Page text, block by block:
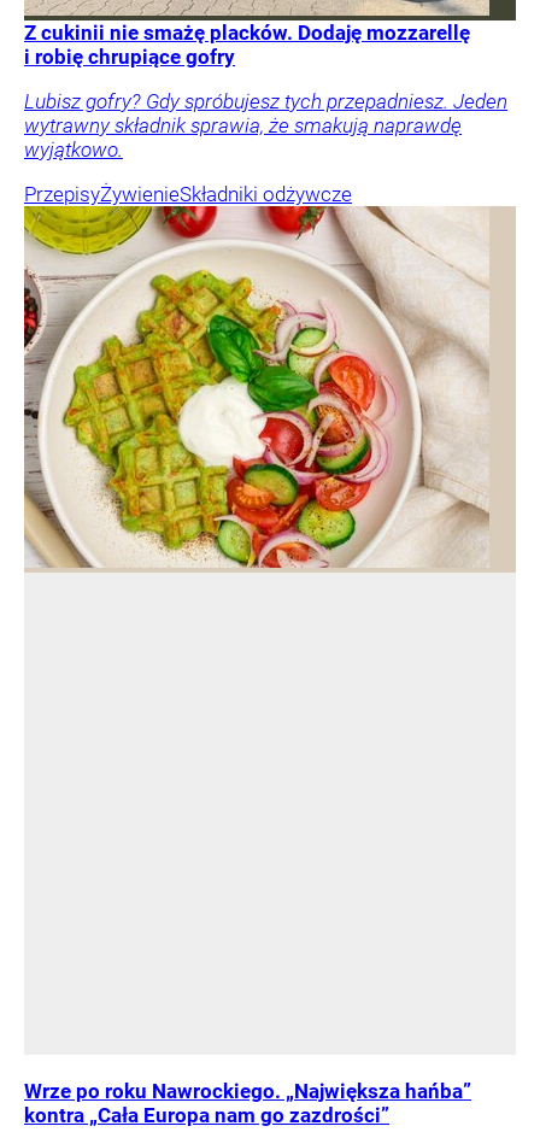
Z cukinii nie smażę placków. Dodaję mozzarellę
i robię chrupiące gofry
Lubisz gofry? Gdy spróbujesz tych przepadniesz. Jeden
wytrawny składnik sprawia, że smakują naprawdę
wyjątkowo.
PrzepisyŻywienieSkładniki odżywcze
Wrze po roku Nawrockiego. „Największa hańba”
kontra „Cała Europa nam go zazdrości”